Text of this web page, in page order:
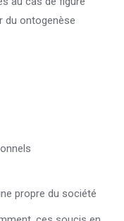
du ontogenèse
propre du société